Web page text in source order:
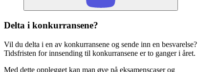
Delta i konkurransene?
Vil du delta i en av konkurransene og sende inn en besvarelse?
Tidsfristen for innsending til konkurransene er to ganger i året.
Med dette opplegget kan man øve på eksamenscaser og